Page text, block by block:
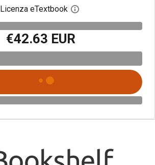
Licenza eTextbook Apri la finestra di
€42.63 EUR